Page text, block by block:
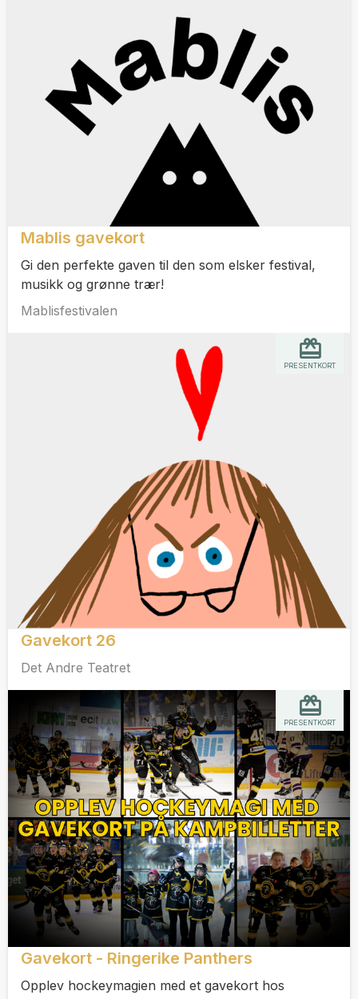
Mablis gavekort
Gi den perfekte gaven til den som elsker festival,
musikk og grønne trær!
Mablisfestivalen
Gavekort 26
Det Andre Teatret
PRESENTKORT
Gavekort - Ringerike Panthers
Opplev hockeymagien med et gavekort hos
PRESENTKORT